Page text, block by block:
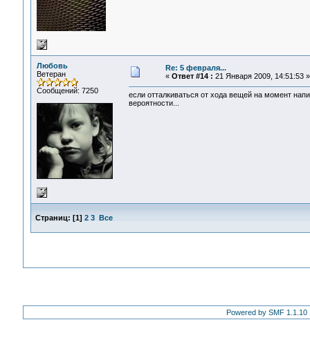
Любовь
Ветеран
Сообщений: 7250
Re: 5 февраля...
« Ответ #14 : 21 Января 2009, 14:51:53 »
если отталкиваться от хода вещей на момент
вероятности...
Страниц: [1] 2 3 Все
Powered by SMF 1.1.10